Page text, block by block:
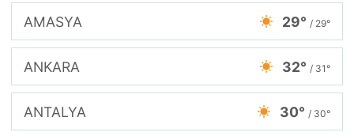
AMASYA 29° / 29°
ANKARA 32° / 31°
ANTALYA 30° / 30°